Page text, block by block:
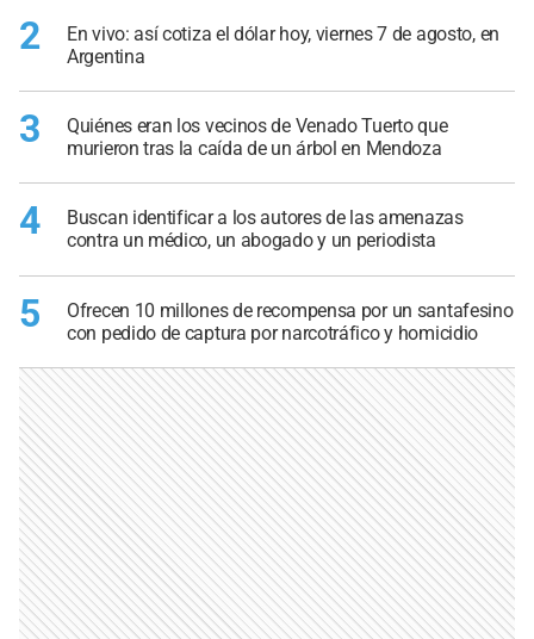
2
En vivo: así cotiza el dólar hoy, viernes 7 de agosto, en
Argentina
3
Quiénes eran los vecinos de Venado Tuerto que
murieron tras la caída de un árbol en Mendoza
4
Buscan identificar a los autores de las amenazas
contra un médico, un abogado y un periodista
5
Ofrecen 10 millones de recompensa por un santafesino
con pedido de captura por narcotráfico y homicidio